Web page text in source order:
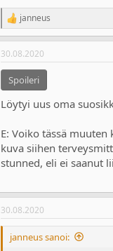
R
e
a
c
t
o
n
s
janneus
30.08.2020
Spoileri
Löytyi uus oma
E: Voiko tässä
kuva siihen
stunned, eli ei saanut
30.08.2020
janneus sanoi: